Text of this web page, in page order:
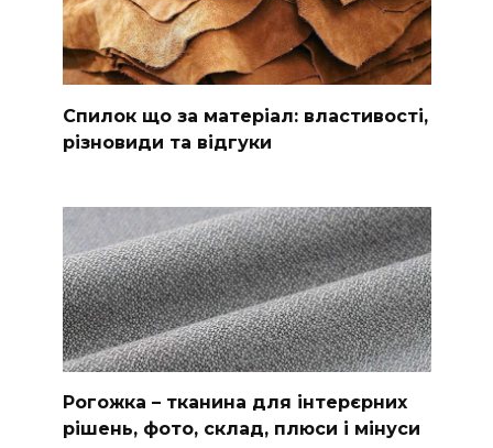
Спилок що за матеріал: властивості,
різновиди та відгуки
Рогожка – тканина для інтерєрних
рішень, фото, склад, плюси і мінуси